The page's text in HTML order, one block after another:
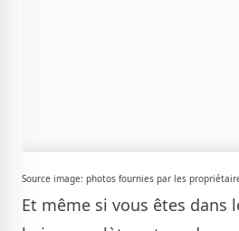
Source image: photos fournies par les
Et même si vous êtes dans